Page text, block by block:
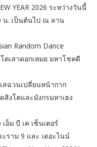
YEAR 2026 ระหว่างวันนี้
น. เป็นต้นไป ณ ลาน
Random Dance
ตเสาดอกเหมย มหาโชคดี
สฉวนเปลี่ยนหน้ากาก
สิงโตและมังกรมหาเฮง
อ็ม บี เค เซ็นเตอร์
ราม 9 และ เดอะไนน์